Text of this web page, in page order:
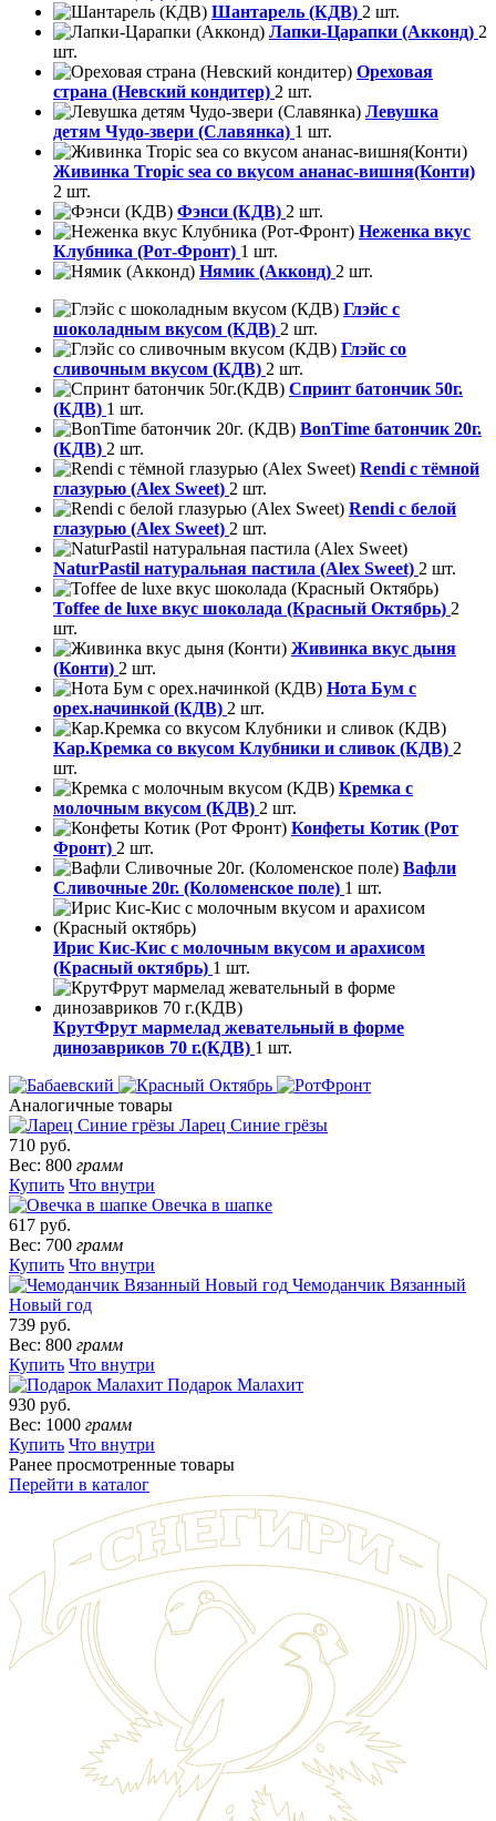
Шантарель (КДВ) 2 шт.
Лапки-Царапки (Акконд) 2
шт.
Ореховая
страна (Невский кондитер) 2 шт.
Левушка
детям Чудо-звери (Славянка) 1 шт.
Живинка Tropic sea со вкусом ананас-вишня(Конти)
2 шт.
Фэнси (КДВ) 2 шт.
Неженка вкус
Клубника (Рот-Фронт) 1 шт.
Нямик (Акконд) 2 шт.
Глэйс с
шоколадным вкусом (КДВ) 2 шт.
Глэйс со
сливочным вкусом (КДВ) 2 шт.
Спринт батончик 50г.
(КДВ) 1 шт.
BonTime батончик 20г.
(КДВ) 2 шт.
Rendi с тёмной
глазурью (Alex Sweet) 2 шт.
Rendi с белой
глазурью (Alex Sweet) 2 шт.
NaturPastil натуральная пастила (Alex Sweet) 2 шт.
Toffee de luxe вкус шоколада (Красный Октябрь) 2
шт.
Живинка вкус дыня
(Конти) 2 шт.
Нота Бум с
орех.начинкой (КДВ) 2 шт.
Кар.Кремка со вкусом Клубники и сливок (КДВ) 2
шт.
Кремка с
молочным вкусом (КДВ) 2 шт.
Конфеты Котик (Рот
Фронт) 2 шт.
Вафли
Сливочные 20г. (Коломенское поле) 1 шт.
Ирис Кис-Кис с молочным вкусом и арахисом
(Красный октябрь) 1 шт.
КрутФрут мармелад жевательный в форме
динозавриков 70 г.(КДВ) 1 шт.
Аналогичные товары
Ларец Синие грёзы
710 руб.
Вес: 800 грамм
Купить Что внутри
Овечка в шапке
617 руб.
Вес: 700 грамм
Купить Что внутри
Чемоданчик Вязанный
Новый год
739 руб.
Вес: 800 грамм
Купить Что внутри
Подарок Малахит
930 руб.
Вес: 1000 грамм
Купить Что внутри
Ранее просмотренные товары
Перейти в каталог